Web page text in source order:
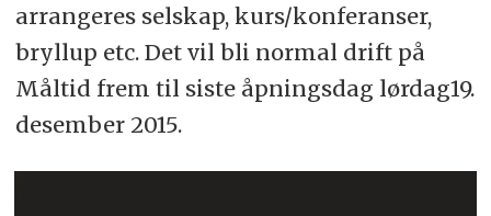
arrangeres selskap, kurs/konferanser,
bryllup etc. Det vil bli normal drift på
Måltid frem til siste åpningsdag lørdag19.
desember 2015.